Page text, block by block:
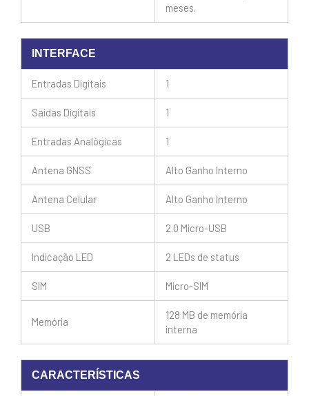
meses.
INTERFACE
Entradas Digitais 1
Saídas Digitais 1
Entradas Analógicas 1
Antena GNSS Alto Ganho Interno
Antena Celular Alto Ganho Interno
USB 2.0 Micro-USB
Indicação LED 2 LEDs de status
SIM Micro-SIM
Memória
128 MB de memória
interna
CARACTERÍSTICAS